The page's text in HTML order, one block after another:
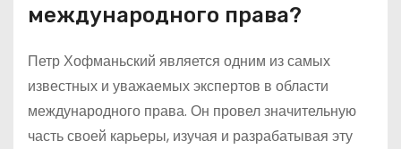
международного права?
Петр Хофманьский является одним из самых
известных и уважаемых экспертов в области
международного права. Он провел значительную
часть своей карьеры, изучая и разрабатывая эту